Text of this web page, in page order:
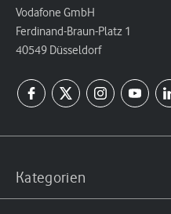
Vodafone GmbH
Ferdinand-Braun-Platz 1
40549 Düsseldorf
Kategorien